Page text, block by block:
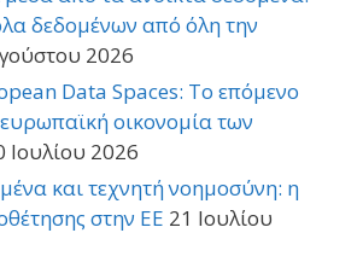
δεδομένων από όλη την
2026
Data Spaces: Το επόμενο
οικονομία των
Ιουλίου 2026
και τεχνητή νοημοσύνη: η
στην ΕΕ 21 Ιουλίου